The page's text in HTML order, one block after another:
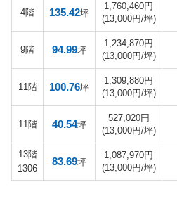
4階 135.42坪
1,760,460円
(13,000円/坪)
9階 94.99坪
1,234,870円
(13,000円/坪)
11階 100.76坪
1,309,880円
(13,000円/坪)
11階 40.54坪
527,020円
(13,000円/坪)
13階
1306
83.69坪
1,087,970円
(13,000円/坪)